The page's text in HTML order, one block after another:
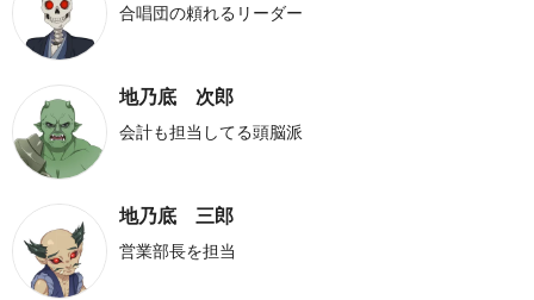
合唱団の頼れるリーダー
地乃底 次郎
会計も担当してる頭脳派
地乃底 三郎
営業部長を担当